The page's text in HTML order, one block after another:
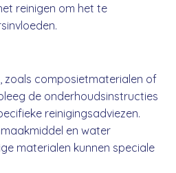
reinigen om het te
zoals composietmaterialen of
de onderhoudsinstructies
reinigingsadviezen.
en water
materialen kunnen speciale